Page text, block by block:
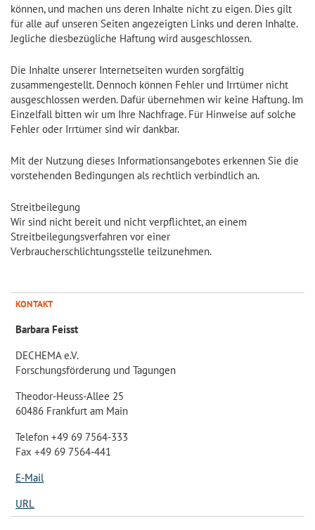
können, und machen uns deren Inhalte nicht zu eigen. Dies gilt
für alle auf unseren Seiten angezeigten Links und deren Inhalte.
Jegliche diesbezügliche Haftung wird ausgeschlossen.
Die Inhalte unserer Internetseiten wurden sorgfältig
zusammengestellt. Dennoch können Fehler und Irrtümer nicht
ausgeschlossen werden. Dafür übernehmen wir keine Haftung. Im
Einzelfall bitten wir um Ihre Nachfrage. Für Hinweise auf solche
Fehler oder Irrtümer sind wir dankbar.
Mit der Nutzung dieses Informationsangebotes erkennen Sie die
vorstehenden Bedingungen als rechtlich verbindlich an.
Streitbeilegung
Wir sind nicht bereit und nicht verpflichtet, an einem
Streitbeilegungsverfahren vor einer
Verbraucherschlichtungsstelle teilzunehmen.
KONTAKT
Barbara Feisst
DECHEMA e.V.
Forschungsförderung und Tagungen
Theodor-Heuss-Allee 25
60486 Frankfurt am Main
Telefon +49 69 7564-333
Fax +49 69 7564-441
E-Mail
URL